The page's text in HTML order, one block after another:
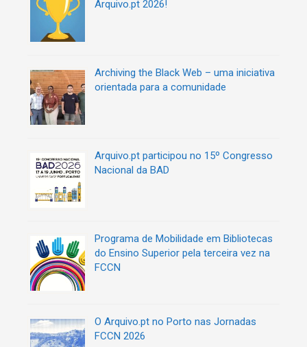
Arquivo.pt 2026!
Archiving the Black Web – uma iniciativa
orientada para a comunidade
Arquivo.pt participou no 15º Congresso
Nacional da BAD
Programa de Mobilidade em Bibliotecas
do Ensino Superior pela terceira vez na
FCCN
O Arquivo.pt no Porto nas Jornadas
FCCN 2026